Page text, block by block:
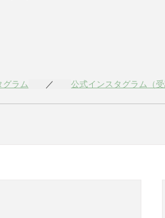
グラム ／ 公式インスタグラム（受